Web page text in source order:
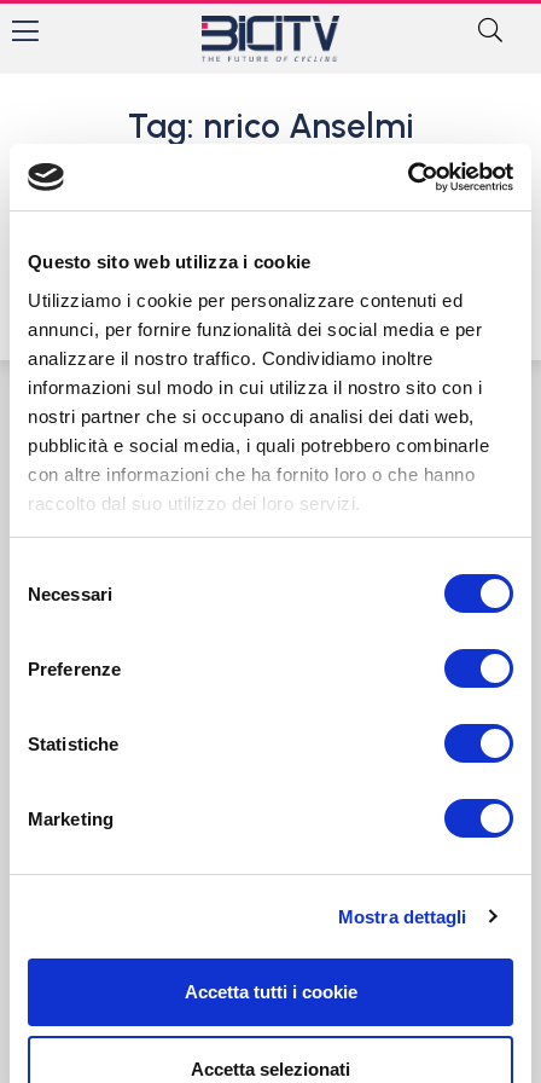
Questo sito web utilizza i cookie
Utilizziamo i cookie per personalizzare contenuti ed
annunci, per fornire funzionalità dei social media e per
analizzare il nostro traffico. Condividiamo inoltre
informazioni sul modo in cui utilizza il nostro sito con i
nostri partner che si occupano di analisi dei dati web,
pubblicità e social media, i quali potrebbero combinarle
con altre informazioni che ha fornito loro o che hanno
raccolto dal suo utilizzo dei loro servizi.
delNecessari
Preferenze
Statistiche
Marketing
Mostra dettagli
Accetta tutti i cookie
Accetta selezionati
Tag: nrico Anselmi
allenamento, coinvolti 6
31 Maggio 2016